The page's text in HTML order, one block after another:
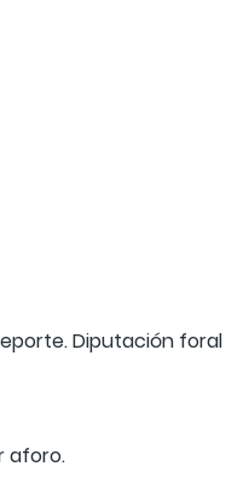
Diputación foral
aforo.